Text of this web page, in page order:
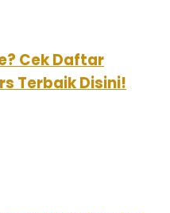
Cek Daftar
Terbaik Disini!